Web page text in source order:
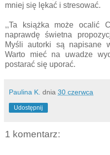
mniej się lękać i stresować.
,,Ta książka może ocalić
naprawdę świetna
Myśli autorki są napisane
Warto mieć na uwadze
postarać się uporać.
Paulina K. dnia 30 czerwca
Udostępnij
1 komentarz: